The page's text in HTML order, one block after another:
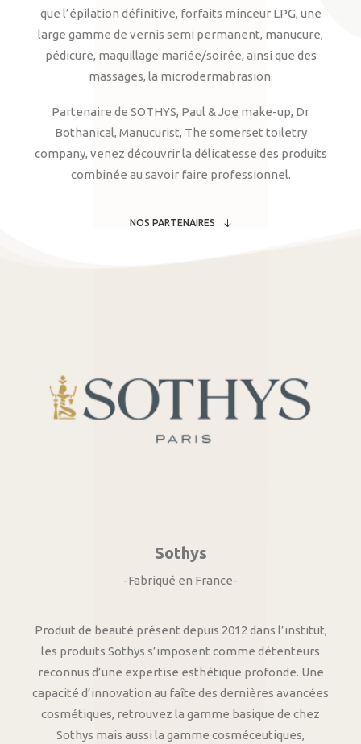
que l’épilation définitive, forfaits minceur LPG, une
large gamme de vernis semi permanent, manucure,
pédicure, maquillage mariée/soirée, ainsi que des
massages, la microdermabrasion.
Partenaire de SOTHYS, Paul & Joe make-up, Dr
Bothanical, Manucurist, The somerset toiletry
company, venez découvrir la délicatesse des produits
combinée au savoir faire professionnel.
NOS PARTENAIRES
Sothys
-Fabriqué en France-
Produit de beauté présent depuis 2012 dans l’institut,
les produits Sothys s’imposent comme détenteurs
reconnus d’une expertise esthétique profonde. Une
capacité d’innovation au faîte des dernières avancées
cosmétiques, retrouvez la gamme basique de chez
Sothys mais aussi la gamme cosméceutiques,